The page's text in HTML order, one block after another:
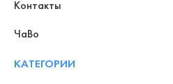
Контакты
ЧаВо
КАТЕГОРИИ